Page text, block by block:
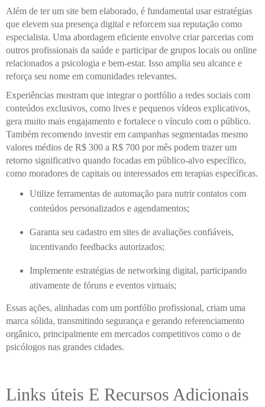
Além de ter um site bem elaborado, é fundamental usar estratégias
que elevem sua presença digital e reforcem sua reputação como
especialista. Uma abordagem eficiente envolve criar parcerias com
outros profissionais da saúde e participar de grupos locais ou online
relacionados a psicologia e bem-estar. Isso amplia seu alcance e
reforça seu nome em comunidades relevantes.
Experiências mostram que integrar o portfólio a redes sociais com
conteúdos exclusivos, como lives e pequenos vídeos explicativos,
gera muito mais engajamento e fortalece o vínculo com o público.
Também recomendo investir em campanhas segmentadas mesmo
valores médios de R$ 300 a R$ 700 por mês podem trazer um
retorno significativo quando focadas em público-alvo específico,
como moradores de capitais ou interessados em terapias específicas.
Utilize ferramentas de automação para nutrir contatos com
conteúdos personalizados e agendamentos;
Garanta seu cadastro em sites de avaliações confiáveis,
incentivando feedbacks autorizados;
Implemente estratégias de networking digital, participando
ativamente de fóruns e eventos virtuais;
Essas ações, alinhadas com um portfólio profissional, criam uma
marca sólida, transmitindo segurança e gerando referenciamento
orgânico, principalmente em mercados competitivos como o de
psicólogos nas grandes cidades.
Links úteis E Recursos Adicionais